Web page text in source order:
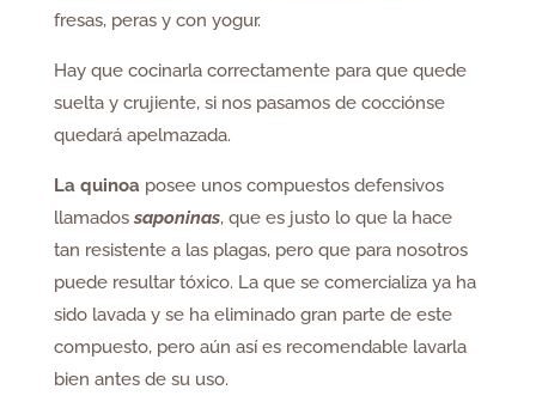
fresas, peras y con yogur.
Hay que cocinarla correctamente para que quede
suelta y crujiente, si nos pasamos de cocciónse
quedará apelmazada.
La quinoa posee unos compuestos defensivos
llamadossaponinas, que es justo lo que la hace
tan resistente a las plagas, pero que para nosotros
puede resultar tóxico. La que se comercializa ya ha
sido lavada y se ha eliminado gran parte de este
compuesto, pero aún así es recomendable lavarla
bien antes de su uso.